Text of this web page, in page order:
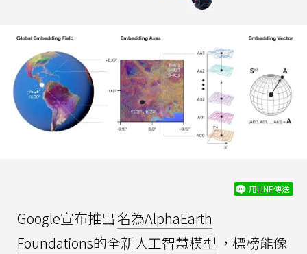
用LINE傳送
Google宣布推出 名為AlphaEarth
Foundations的全新人工智慧模型 ，標榜能像